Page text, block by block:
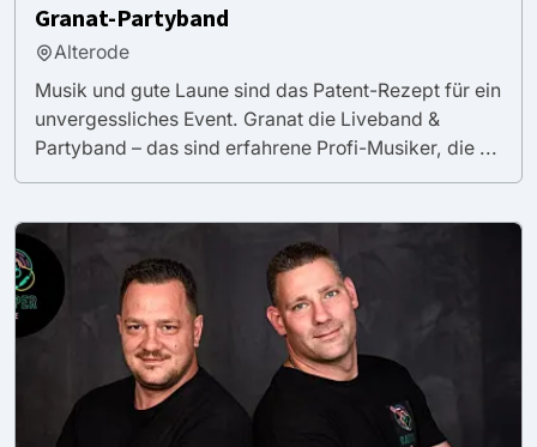
Granat-Partyband
Alterode
Musik und gute Laune sind das Patent-Rezept für ein
unvergessliches Event. Granat die Liveband &
Partyband – das sind erfahrene Profi-Musiker, die ...